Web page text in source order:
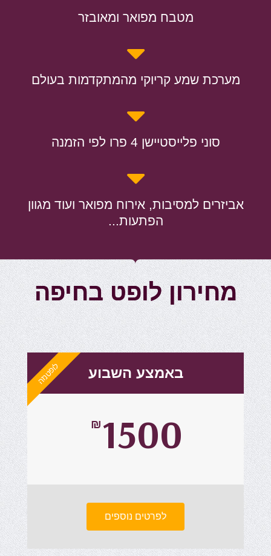
מטבח מפואר ומאובזר
מערכת שמע קריוקי מהמתקדמות בעולם
סוני פלייסטיישן 4 פרו לפי הזמנה
אביזרים למסיבות, אירוח מפואר ועוד מגוון
הפתעות...
מחירון לופט בחיפה
באמצע השבוע
₪ 1500
לפרטים נוספים
לופטנזה